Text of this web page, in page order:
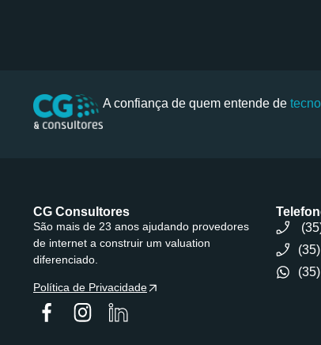
A confiança de quem entende de
CG Consultores
São mais de 23 anos ajudando provedores
de internet a construir um valuation
diferenciado.
Política de Privacidade